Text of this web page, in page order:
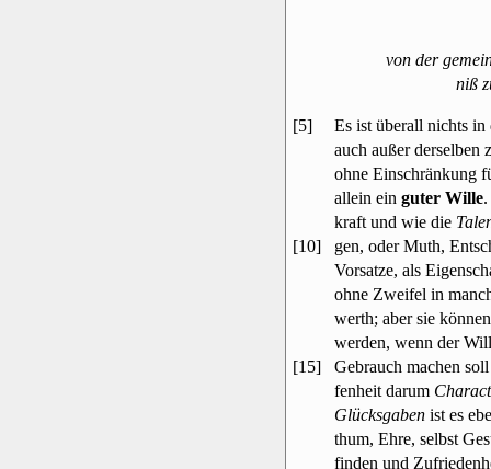
von der
niß
[5]
Es ist überall nichts
auch außer derselben
ohne Einschränkung
allein einguter Wille
kraft und wie die
[10]
gen, oder Muth,
Vorsatze, als
ohne Zweifel in
werth; aber sie
werden, wenn der
[15]
Gebrauch machen
fenheit darum
Glücksgaben ist es
thum, Ehre, selbst
finden und